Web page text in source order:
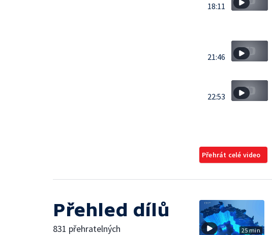
18:11
21:46
22:53
Přehrát celé video
Přehled dílů
831 přehratelných 25 min